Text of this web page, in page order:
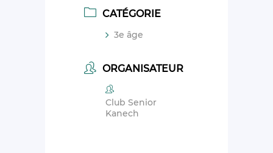
CATÉGORIE
3e âge
ORGANISATEUR
Club Senior
Kanech